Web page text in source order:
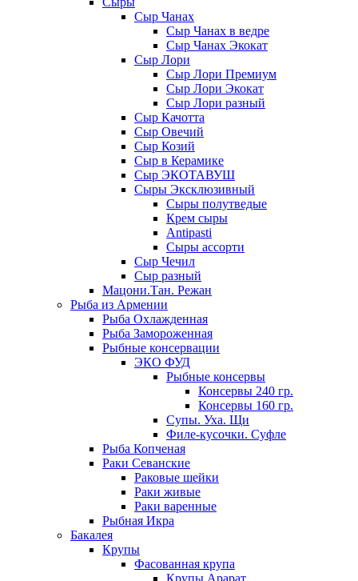
Сыр Чанах
Сыр Чанах в ведре
Сыр Чанах Экокат
Сыр Лори
Сыр Лори Премиум
Сыр Лори Экокат
Сыр Лори разный
Сыр Качотта
Сыр Овечий
Сыр Козий
Сыр в Керамике
Сыр ЭКОТАВУШ
Сыры Эксклюзивный
Сыры полутведые
Крем сыры
Antipasti
Сыры ассорти
Сыр Чечил
Сыр разный
Мацони.Тан. Режан
Рыба из Армении
Рыба Охлажденная
Рыба Замороженная
Рыбные консервации
ЭКО ФУД
Рыбные консервы
Консервы 240 гр.
Консервы 160 гр.
Супы. Уха. Щи
Филе-кусочки. Суфле
Рыба Копченая
Раки Севанские
Раковые шейки
Раки живые
Раки варенные
Рыбная Икра
Бакалея
Крупы
Фасованная крупа
Крупы Арарат